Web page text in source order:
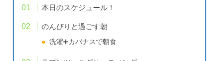
本日のスケジュール！
のんびりと過ごす朝
洗濯➕カバナスで朝食